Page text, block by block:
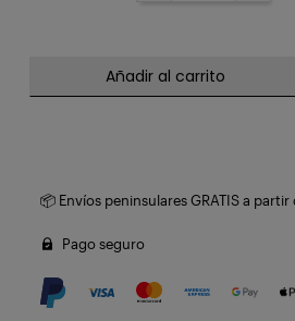
Añadir al carrito
📦 Envíos peninsulares GRATIS a partir
Pago seguro